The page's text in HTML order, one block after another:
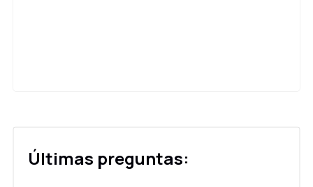
Últimas preguntas: